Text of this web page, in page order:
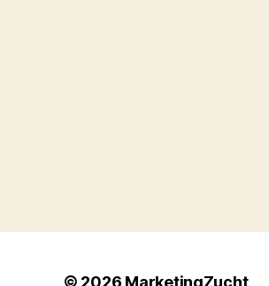
© 2026 MarketingZucht